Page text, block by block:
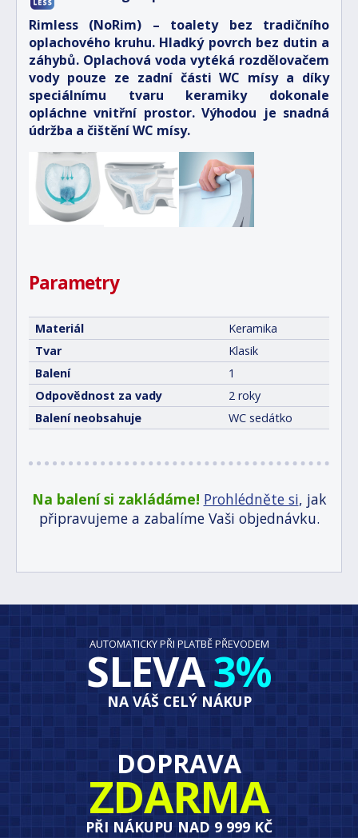
Rimless (NoRim) – toalety bez tradičního
oplachového kruhu. Hladký povrch bez dutin a
záhybů. Oplachová voda vytéká rozdělovačem
vody pouze ze zadní části WC mísy a díky
speciálnímu tvaru keramiky dokonale
opláchne vnitřní prostor. Výhodou je snadná
údržba a čištění WC mísy.
Parametry
Materiál
Keramika
Tvar
Klasik
Balení
1
Odpovědnost za vady
2 roky
Balení neobsahuje
WC sedátko
Na balení si zakládáme! Prohlédněte si, jak
připravujeme a zabalíme Vaši objednávku.
AUTOMATICKY PŘI PLATBĚ PŘEVODEM
SLEVA3%
NA VÁŠ CELÝ NÁKUP
DOPRAVA
ZDARMA
PŘI NÁKUPU NAD 9 999 KČ